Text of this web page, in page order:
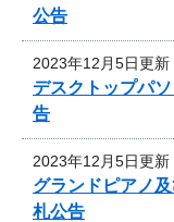
公告
2023年12月5日更新
デスクトップパ
告
2023年12月5日更新
グランドピアノ
札公告